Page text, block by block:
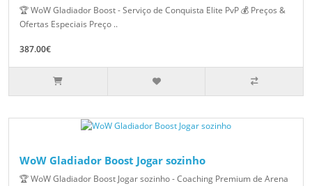
🏆 WoW Gladiador Boost - Serviço de Conquista Elite PvP 💰 Preços &
Ofertas Especiais Preço ..
387.00€
WoW Gladiador Boost Jogar sozinho
🏆 WoW Gladiador Boost Jogar sozinho - Coaching Premium de Arena